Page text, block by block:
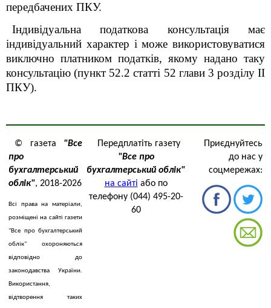
передбачених ПКУ.
Індивідуальна податкова консультація має
індивідуальний характер і може використовуватися
виключно платником податків, якому надано таку
консультацію (пункт 52.2 статті 52 глави 3 розділу ІІ
ПКУ).
© газета "Все
про
бухгалтерський
облік", 2018-2026
Всі права на матеріали,
розміщені на сайті газети
"Все про бухгалтерський
облік" охороняються
відповідно до
законодавства України.
Використання,
відтворення таких
Передплатіть газету
"Все про
бухгалтерський облік"
на сайті або по
телефону (044) 495-20-
60
Приєднуйтесь
до нас у
соцмережах: